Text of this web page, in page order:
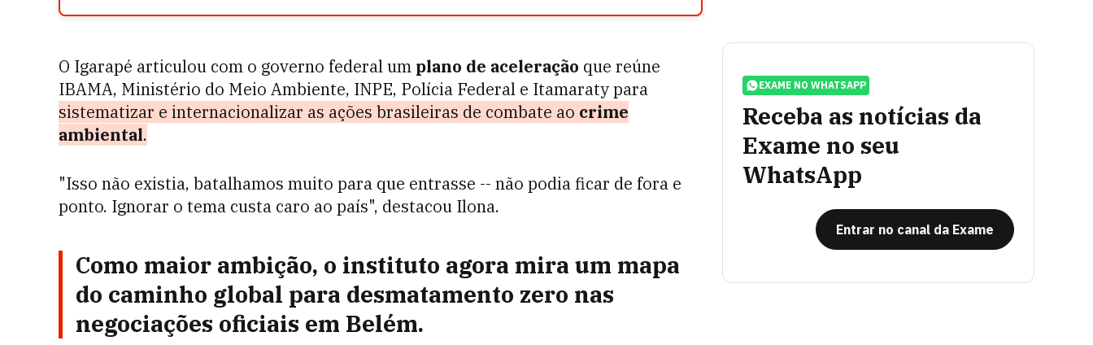
O Igarapé articulou com o governo federal um plano de aceleração que reúne
IBAMA, Ministério do Meio Ambiente, INPE, Polícia Federal e Itamaraty para
sistematizar e internacionalizar as ações brasileiras de combate ao crime
ambiental.
"Isso não existia, batalhamos muito para que entrasse -- não podia ficar de fora e
ponto. Ignorar o tema custa caro ao país", destacou Ilona.
Como maior ambição, o instituto agora mira um mapa
do caminho global para desmatamento zero nas
negociações oficiais em Belém.
EXAME NO WHATSAPP
Receba as notícias da
Exame no seu
WhatsApp
Entrar no canal da Exame